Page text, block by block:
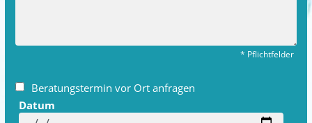
* Pflichtfelder
Beratungstermin vor Ort anfragen
Datum